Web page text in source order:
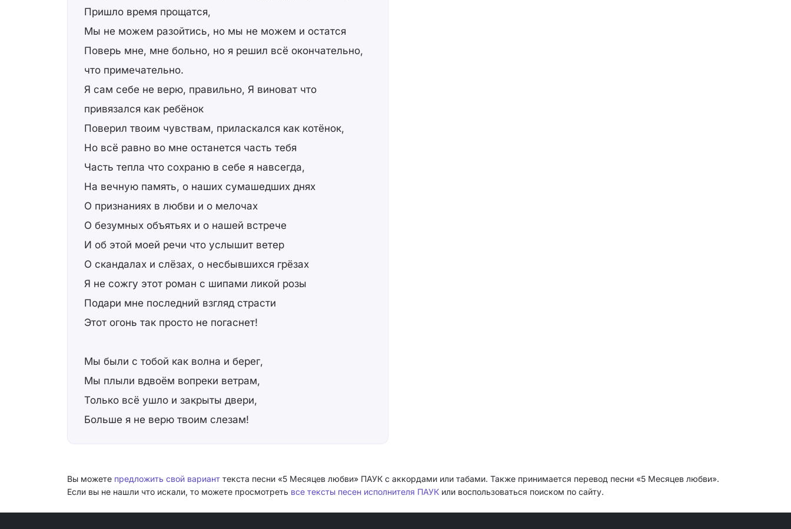
Пришло время прощатся,
Мы не можем разойтись, но мы не можем и остатся
Поверь мне, мне больно, но я решил всё окончательно,
что примечательно.
Я сам себе не верю, правильно, Я виноват что
привязался как ребёнок
Поверил твоим чувствам, приласкался как котёнок,
Но всё равно во мне останется часть тебя
Часть тепла что сохраню в себе я навсегда,
На вечную память, о наших сумашедших днях
О признаниях в любви и о мелочах
О безумных объятьях и о нашей встрече
И об этой моей речи что услышит ветер
О скандалах и слёзах, о несбывшихся грёзах
Я не сожгу этот роман с шипами ликой розы
Подари мне последний взгляд страсти
Этот огонь так просто не погаснет!
Мы были с тобой как волна и берег,
Мы плыли вдвоём вопреки ветрам,
Только всё ушло и закрыты двери,
Больше я не верю твоим слезам!
Вы можете предложить свой вариант текста песни «5 Месяцев любви» ПАУК с аккордами или табами. Также принимается перевод песни «5 Месяцев любви».
Если вы не нашли что искали, то можете просмотреть все тексты песен исполнителя ПАУК или воспользоваться поиском по сайту.